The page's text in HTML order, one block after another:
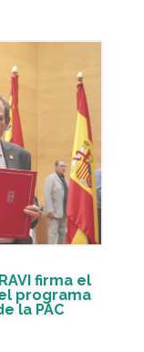
firma el
programa
la PAC